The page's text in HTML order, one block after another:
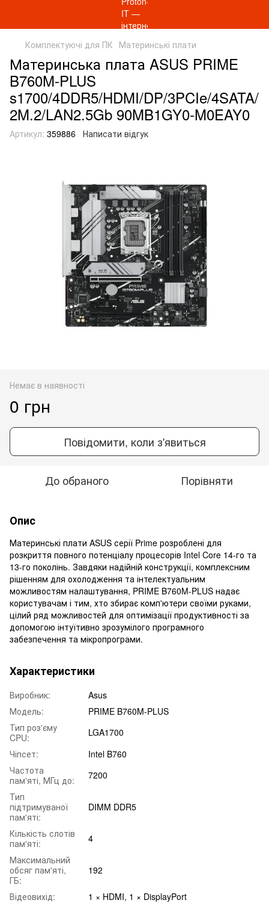
Комплектуючі для ПК Материнські плати
Материнcька плата ASUS PRIME
B760M-PLUS
s1700/4DDR5/HDMI/DP/3PCIe/4SATA/
2M.2/LAN2.5Gb 90MB1GY0-M0EAY0
Артикул: 359886 Написати відгук
Немає в наявності
0 грн
Повідомити, коли з'явиться
До обраного Порівняти
Опис
Материнські плати ASUS серії Prime розроблені для
розкриття повного потенціалу процесорів Intel Core 14-го та
13-го поколінь. Завдяки надійній конструкції, комплексним
рішенням для охолодження та інтелектуальним
можливостям налаштування, PRIME B760M-PLUS надає
користувачам і тим, хто збирає комп'ютери своїми руками,
цілий ряд можливостей для оптимізації продуктивності за
допомогою інтуїтивно зрозумілого програмного
забезпечення та мікропрограми.
Характеристики
Виробник:
Asus
Модель:
PRIME B760M-PLUS
Тип роз'єму
CPU:
LGA1700
Чіпсет:
Intel B760
Частота
пам'яті, МГц до:
7200
Тип
підтримуваної
пам'яті:
DIMM DDR5
Кількість слотів
пам'яті:
4
Максимальний
обсяг пам'яті,
ГБ:
192
Відеовихід:
1 × HDMI, 1 × DisplayPort